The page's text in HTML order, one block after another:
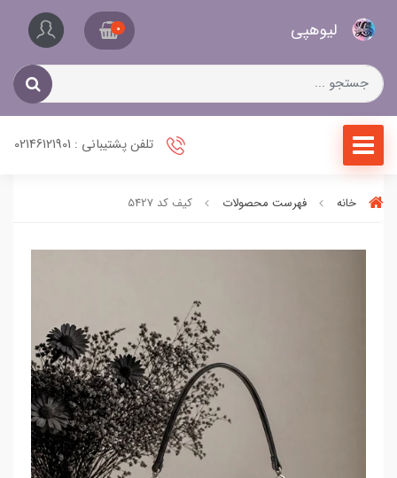
لیو‌هپی 0
تلفن پشتیبانی : 02146121901
خانه فهرست محصولات کیف کد 5427